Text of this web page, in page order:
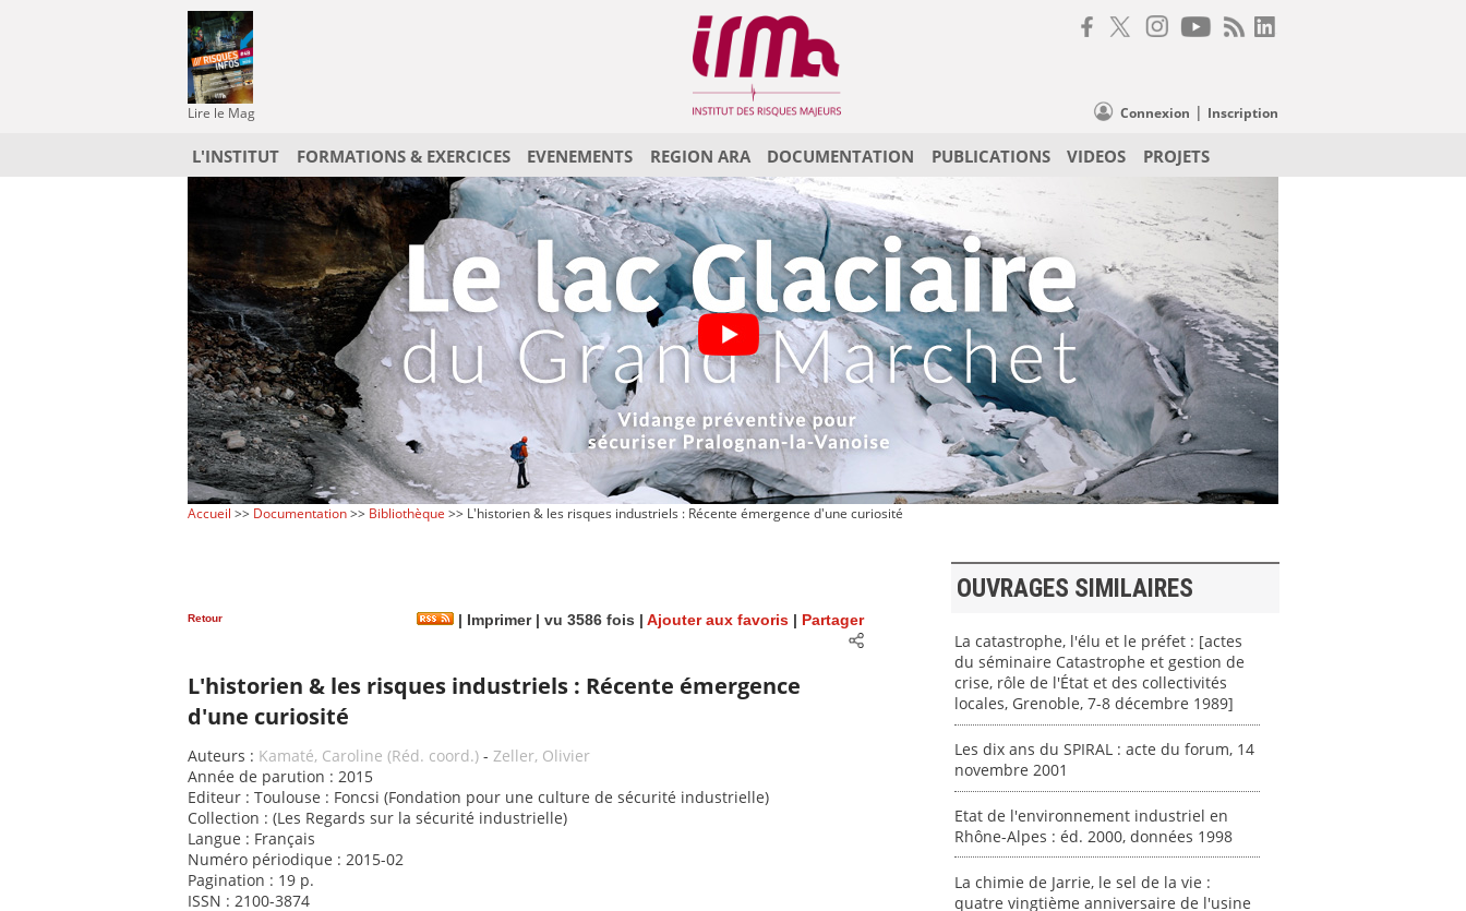
Lire le Mag Connexion | Inscription
L'INSTITUT FORMATIONS & EXERCICES EVENEMENTS REGION ARA DOCUMENTATION PUBLICATIONS VIDEOS PROJETS
Accueil >> Documentation>> Bibliothèque >> L'historien & les risques industriels : Récente émergence d'une curiosité
Retour Imprimer| vu 3586 fois | Ajouter aux favoris Partager
L'historien & les risques industriels : Récente émergence
d'une curiosité
Auteurs : Kamaté, Caroline (Réd. coord.) - Zeller, Olivier
Année de parution : 2015
Editeur : Toulouse : Foncsi (Fondation pour une culture de sécurité industrielle)
Collection : (Les Regards sur la sécurité industrielle)
Langue : Français
Numéro périodique : 2015-02
Pagination : 19 p.
ISSN : 2100-3874
OUVRAGES SIMILAIRES
La catastrophe, l'élu et le préfet : [actes
du séminaire Catastrophe et gestion de
crise, rôle de l'État et des collectivités
locales, Grenoble, 7-8 décembre 1989]
Les dix ans du SPIRAL : acte du forum, 14
novembre 2001
Etat de l'environnement industriel en
Rhône-Alpes : éd. 2000, données 1998
La chimie de Jarrie, le sel de la vie :
quatre vingtième anniversaire de l'usine